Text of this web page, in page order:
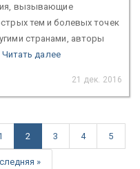
вызывающие
тем и болевых точек
странами, авторы
Читать далее
21 дек. 2016
2 3 4 5
»